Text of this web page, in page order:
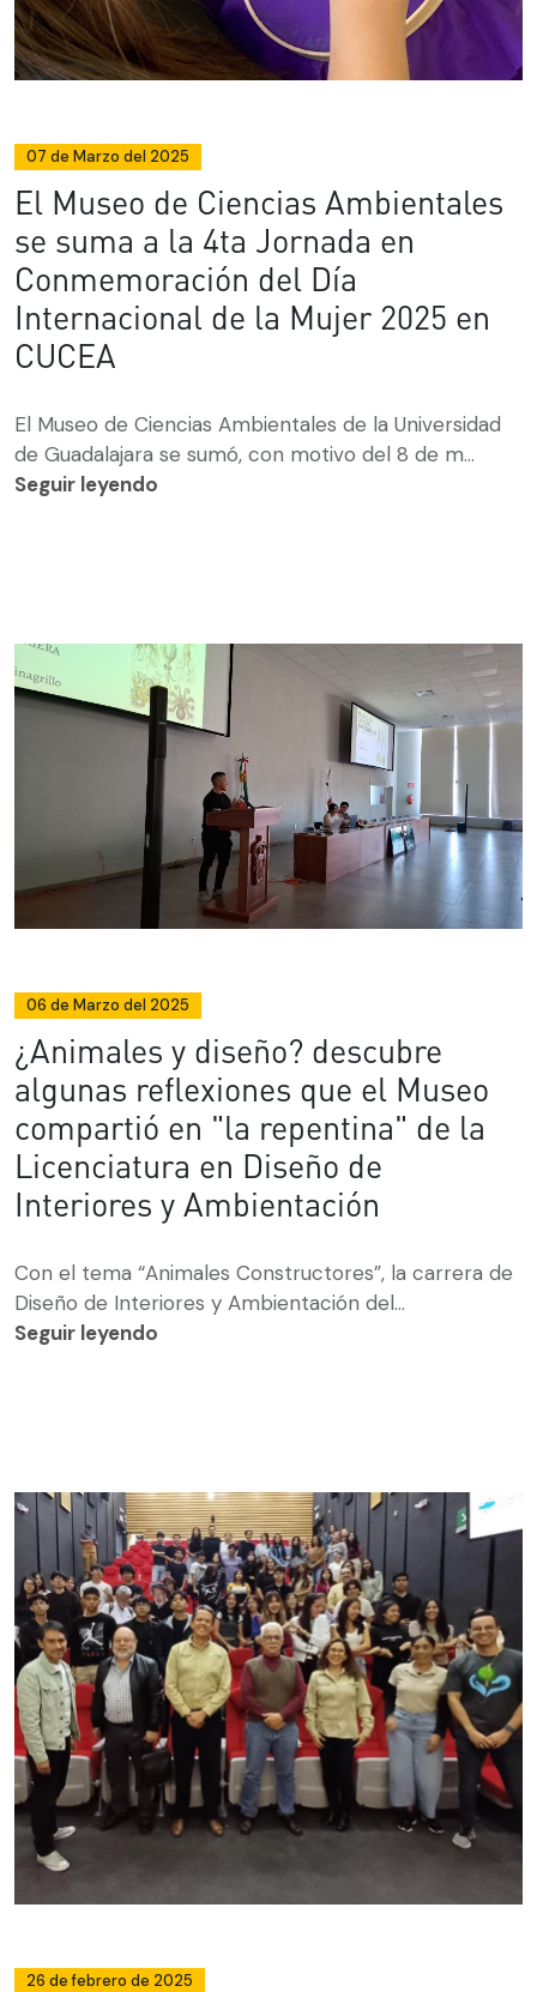
07 de Marzo del 2025
El Museo de Ciencias Ambientales
se suma a la 4ta Jornada en
Conmemoración del Día
Internacional de la Mujer 2025 en
CUCEA
El Museo de Ciencias Ambientales de la Universidad
de Guadalajara se sumó, con motivo del 8 de m...
Seguir leyendo
06 de Marzo del 2025
¿Animales y diseño? descubre
algunas reflexiones que el Museo
compartió en "la repentina" de la
Licenciatura en Diseño de
Interiores y Ambientación
Con el tema “Animales Constructores”, la carrera de
Diseño de Interiores y Ambientación del...
Seguir leyendo
26 de febrero de 2025